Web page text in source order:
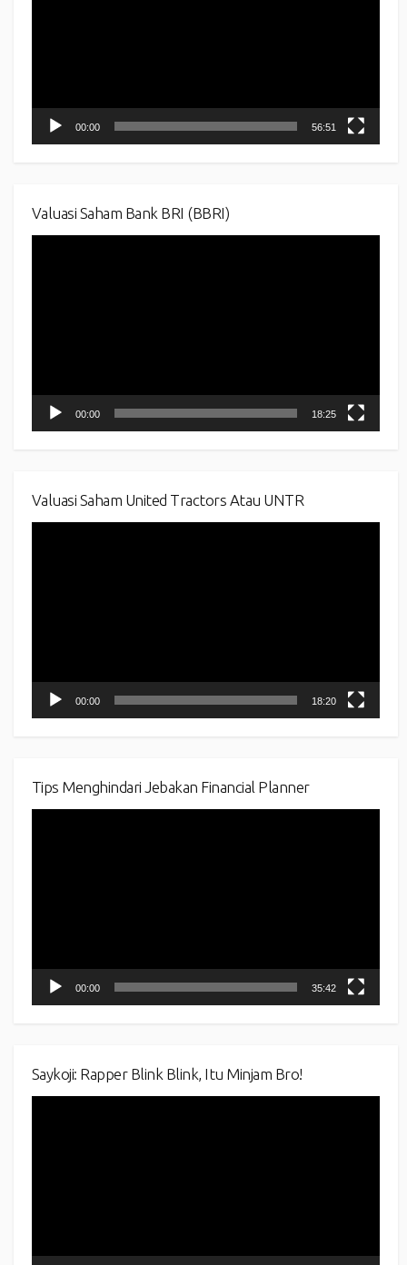
00:00 56:51
Valuasi Saham Bank BRI (BBRI)
00:00 18:25
Valuasi Saham United Tractors Atau UNTR
00:00 18:20
Tips Menghindari Jebakan Financial Planner
00:00 35:42
Saykoji: Rapper Blink Blink, Itu Minjam Bro!